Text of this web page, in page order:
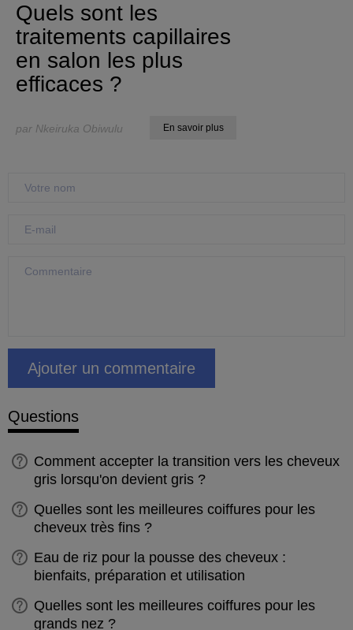
Quels sont les
traitements capillaires
en salon les plus
efficaces ?
par Nkeiruka Obiwulu En savoir plus
Questions
Comment accepter la transition vers les cheveux
gris lorsqu'on devient gris ?
Quelles sont les meilleures coiffures pour les
cheveux très fins ?
Eau de riz pour la pousse des cheveux :
bienfaits, préparation et utilisation
Quelles sont les meilleures coiffures pour les
grands nez ?